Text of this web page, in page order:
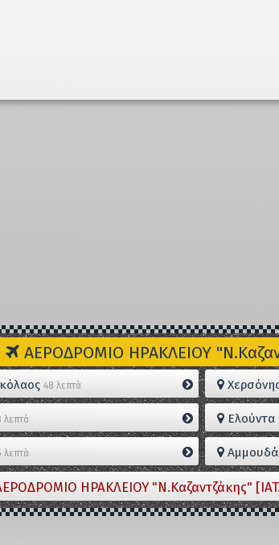
ΑΕΡΟΔΡΟΜΙΟ ΗΡΑΚΛΕΙΟΥ
48 λεπτά
λεπτά Ελούντα
λεπτά
ΗΡΑΚΛΕΙΟΥ "Ν.Καζαντζάκης"